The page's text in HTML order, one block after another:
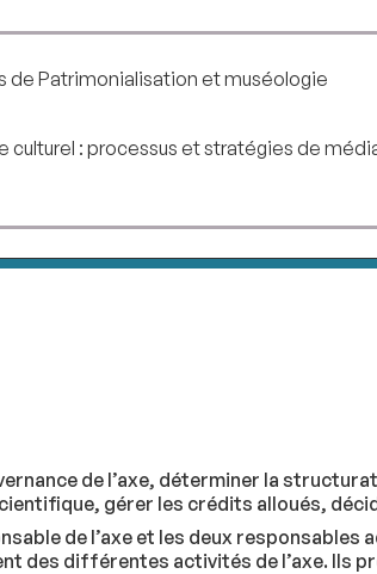
de Patrimonialisation et muséologie
culturel : processus et stratégies de
de l’axe, déterminer la
gérer les crédits alloués,
de l’axe et les deux responsables
des différentes activités de l’axe. Ils